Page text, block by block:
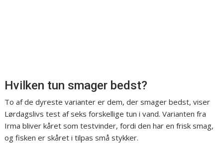
Hvilken tun smager bedst?
To af de dyreste varianter er dem, der smager bedst, viser
Lørdagslivs test af seks forskellige tun i vand. Varianten fra
Irma bliver kåret som testvinder, fordi den har en frisk smag,
og fisken er skåret i tilpas små stykker.